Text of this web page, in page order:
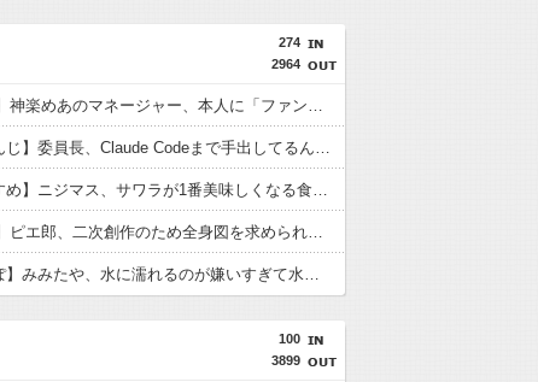
274
2964
【VTuber】神楽めあのマネージャー、本人に「ファンクラブ更新して」と頼み続ける → なぜか自分も記事を書くことになってしまう
【にじさんじ】委員長、Claude Codeまで手出してるんか…『もう何でも作れそうやな』
【うおむすめ】ニジマス、サワラが1番美味しくなる食べ方を公開『西京焼きめっっっちゃ美味いよね！』『赤味噌なんですね』
【VTuber】ピエ郎、二次創作のため全身図を求められる→「いつから俺に下半身があると錯覚していた…？」
【ぶいすぽ】みみたや、水に濡れるのが嫌いすぎて水着を1着も持っていない→スク水を着せられそうになるｗ
100
3899